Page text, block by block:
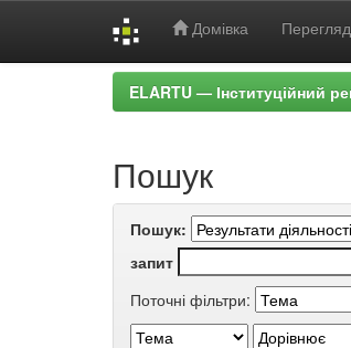
Домівка Перегляд
ELARTU — Інституційний
Пошук
Пошук:
запит
Поточні фільтри: